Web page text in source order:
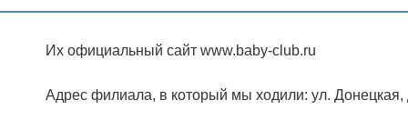
Их официальный сайт www.baby-club.ru
Адрес филиала, в который мы ходили: ул. Донецкая,